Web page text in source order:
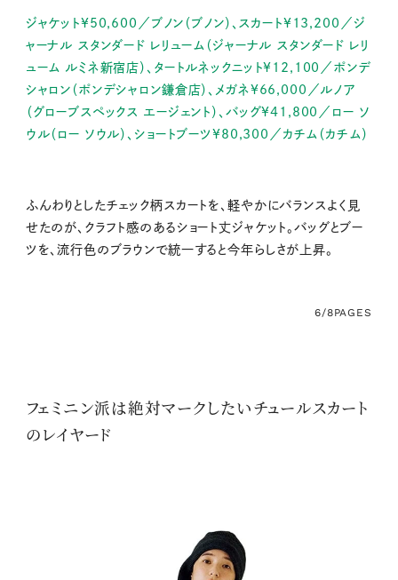
ジャケット¥50,600／ブノン（ブノン）、スカート¥13,200／ジ
ャーナル スタンダード レリューム（ジャーナル スタンダード レリ
ューム ルミネ新宿店）、タートルネックニット¥12,100／ポンデ
シャロン（ポンデシャロン鎌倉店）、メガネ¥66,000／ルノア
（グローブスペックス エージェント）、バッグ¥41,800／ロー ソ
ウル（ロー ソウル）、ショートブーツ¥80,300／カチム（カチム）
ふんわりとしたチェック柄スカートを、軽やかにバランスよく見
せたのが、クラフト感のあるショート丈ジャケット。バッグとブー
ツを、流行色のブラウンで統一すると今年らしさが上昇。
6/8PAGES
フェミニン派は絶対マークしたいチュールスカート
のレイヤード